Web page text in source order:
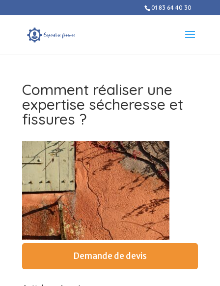
01 83 64 40 30
Comment réaliser une
expertise sécheresse et
fissures ?
Demande de devis